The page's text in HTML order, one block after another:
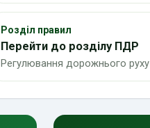
Розділ правил
Перейти до розділу ПДР
Регулювання дорожнього руху